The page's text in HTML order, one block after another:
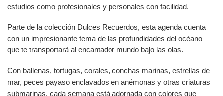
estudios como profesionales y personales con facilidad.
Parte de la colección Dulces Recuerdos, esta agenda cuenta
con un impresionante tema de las profundidades del océano
que te transportará al encantador mundo bajo las olas.
Con ballenas, tortugas, corales, conchas marinas, estrellas de
mar, peces payaso enclavados en anémonas y otras criaturas
submarinas, cada semana está adornada con colores que